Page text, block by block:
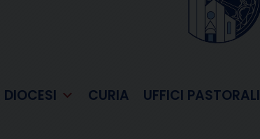
DIOCESI CURIA UFFICI PASTORALI